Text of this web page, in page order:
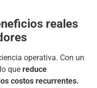
reales
operativa. Con un
que reduce
costos recurrentes.